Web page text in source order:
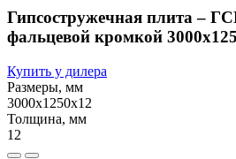
Гипсостружечная плита –
фальцевой кромкой
Купить у дилера
Размеры, мм
3000х1250х12
Толщина, мм
12